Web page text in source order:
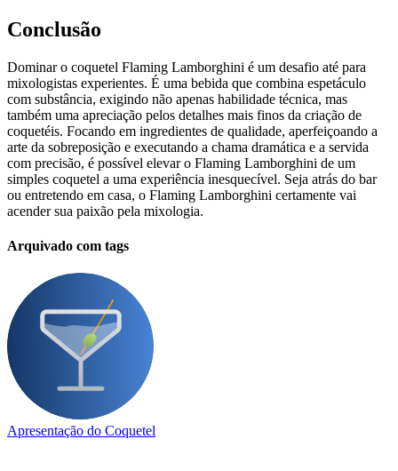
Conclusão
Dominar o coquetel Flaming Lamborghini é um desafio até para
mixologistas experientes. É uma bebida que combina espetáculo
com substância, exigindo não apenas habilidade técnica, mas
também uma apreciação pelos detalhes mais finos da criação de
coquetéis. Focando em ingredientes de qualidade, aperfeiçoando a
arte da sobreposição e executando a chama dramática e a servida
com precisão, é possível elevar o Flaming Lamborghini de um
simples coquetel a uma experiência inesquecível. Seja atrás do bar
ou entretendo em casa, o Flaming Lamborghini certamente vai
acender sua paixão pela mixologia.
Arquivado com tags
Apresentação do Coquetel